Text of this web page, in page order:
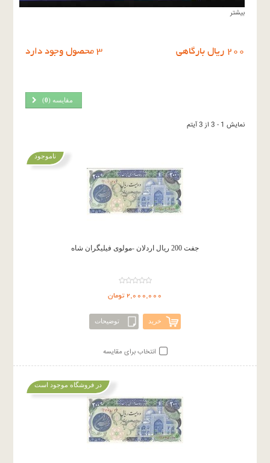
بیشتر
٢٠٠ ريال بارگاهى 3 محصول وجود دارد
مقایسه (0
)
نمایش 1 - 3 از 3 آیتم
جفت 200 ریال اردلان -مولوی فیلیگران شاه
2,000,000 تومان
خرید توضیحات
ناموجود
انتخاب برای مقایسه
در فروشگاه موجود است